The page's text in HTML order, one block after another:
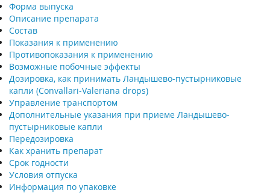
Форма выпуска
Описание препарата
Состав
Показания к применению
Противопоказания к применению
Возможные побочные эффекты
Дозировка, как принимать Ландышево-пустырниковые
капли (Convallari-Valeriana drops)
Управление транспортом
Дополнительные указания при приеме Ландышево-
пустырниковые капли
Передозировка
Как хранить препарат
Срок годности
Условия отпуска
Информация по упаковке